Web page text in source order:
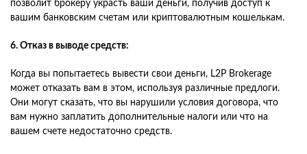
позволит брокеру украсть ваши деньги, получив доступ к
вашим банковским счетам или криптовалютным кошелькам.
6. Отказ в выводе средств:
Когда вы попытаетесь вывести свои деньги, L2P Brokerage
может отказать вам в этом, используя различные предлоги.
Они могут сказать, что вы нарушили условия договора, что
вам нужно заплатить дополнительные налоги или что на
вашем счете недостаточно средств.